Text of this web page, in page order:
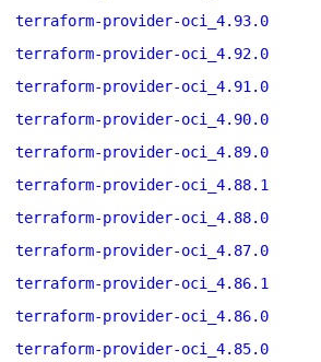
terraform-provider-oci_4.93.0
terraform-provider-oci_4.92.0
terraform-provider-oci_4.91.0
terraform-provider-oci_4.90.0
terraform-provider-oci_4.89.0
terraform-provider-oci_4.88.1
terraform-provider-oci_4.88.0
terraform-provider-oci_4.87.0
terraform-provider-oci_4.86.1
terraform-provider-oci_4.86.0
terraform-provider-oci_4.85.0